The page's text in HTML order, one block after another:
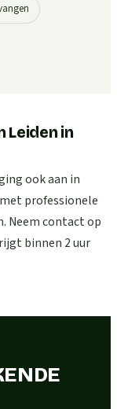
Leidenin
ook aan in
professionele
Neem contact op
binnen 2 uur